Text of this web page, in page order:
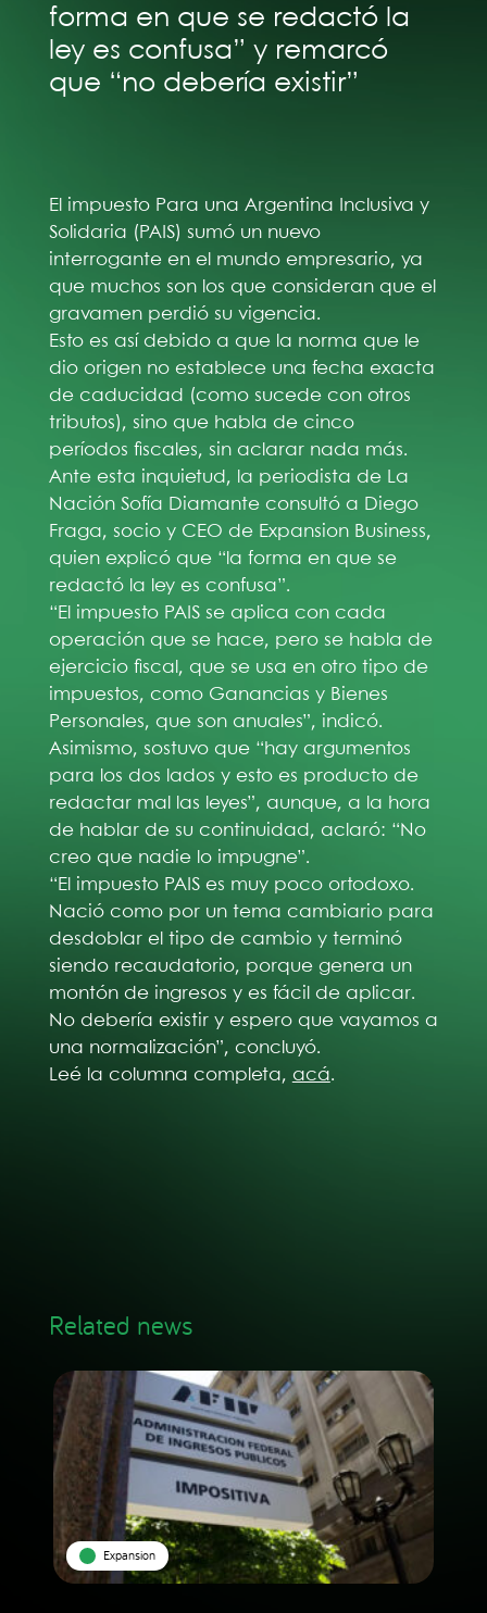
forma en que se redactó la
ley es confusa” y remarcó
que “no debería existir”
El impuesto Para una Argentina Inclusiva y
Solidaria (PAIS) sumó un nuevo
interrogante en el mundo empresario, ya
que muchos son los que consideran que el
gravamen perdió su vigencia.
Esto es así debido a que la norma que le
dio origen no establece una fecha exacta
de caducidad (como sucede con otros
tributos), sino que habla de cinco
períodos fiscales, sin aclarar nada más.
Ante esta inquietud, la periodista de La
Nación Sofía Diamante consultó a Diego
Fraga, socio y CEO de Expansion Business,
quien explicó que “la forma en que se
redactó la ley es confusa”.
“El impuesto PAIS se aplica con cada
operación que se hace, pero se habla de
ejercicio fiscal, que se usa en otro tipo de
impuestos, como Ganancias y Bienes
Personales, que son anuales”, indicó.
Asimismo, sostuvo que “hay argumentos
para los dos lados y esto es producto de
redactar mal las leyes”, aunque, a la hora
de hablar de su continuidad, aclaró: “No
creo que nadie lo impugne”.
“El impuesto PAIS es muy poco ortodoxo.
Nació como por un tema cambiario para
desdoblar el tipo de cambio y terminó
siendo recaudatorio, porque genera un
montón de ingresos y es fácil de aplicar.
No debería existir y espero que vayamos a
una normalización”, concluyó.
Leé la columna completa, acá.
Related news
Expansion